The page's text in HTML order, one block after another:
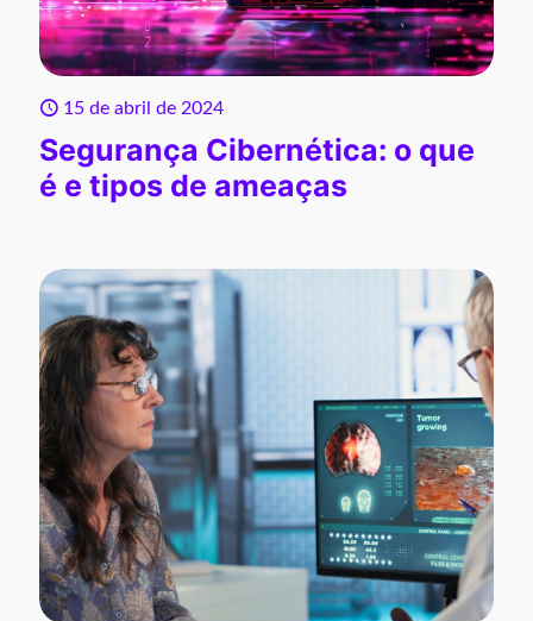
15 de abril de 2024
Segurança Cibernética: o que
é e tipos de ameaças